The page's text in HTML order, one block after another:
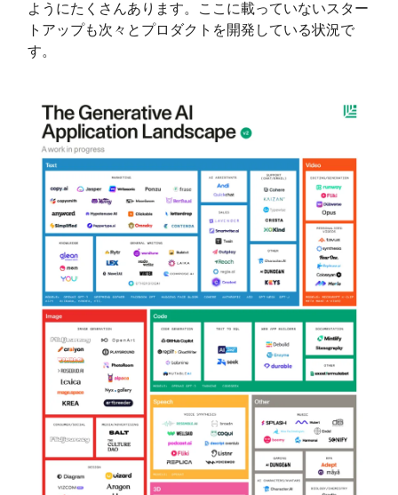
ようにたくさんあります。ここに載っていないスター
トアップも次々とプロダクトを開発している状況で
す。